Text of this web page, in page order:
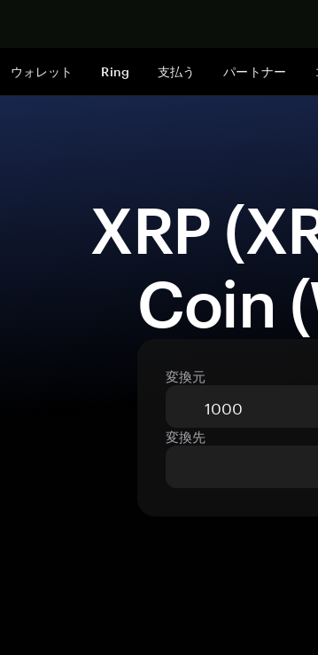
ウォレット Ring 支払う パートナー
Coin
変換元
変換先